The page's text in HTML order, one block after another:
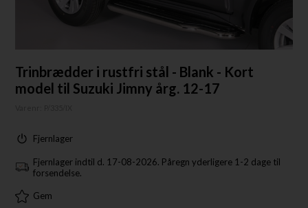
Trinbrædder i rustfri stål - Blank - Kort
model til Suzuki Jimny årg. 12-17
Fjernlager
Fjernlager indtil d. 17-08-2026. Påregn yderligere 1-2 dage til
forsendelse.
Gem